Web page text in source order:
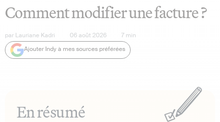
Comment modifier une facture ?
par Lauriane Kadri 06 août 2026 7 min
Ajouter Indy à mes sources préférées
En résumé